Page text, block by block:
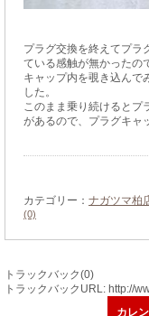
プラグ交換を終えてプラ
ている感触が無かったの
キャップ内を覗き込んで
した。
このまま乗り続けるとプ
があるので、プラグキャ
カテゴリー： ナガツマ柏
(0)
トラックバック(0)
トラックバックURL: http://
カレ